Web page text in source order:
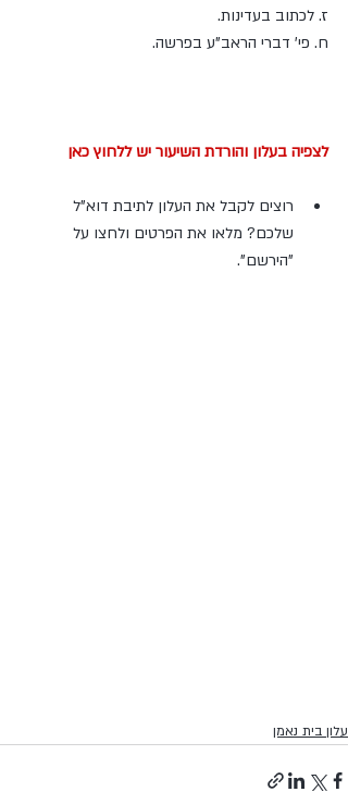
ז. לכתוב בעדינות.
ח. פי' דברי הראב"ע בפרשה.
לצפיה בעלון והורדת השיעור יש ללחוץ כאן
רוצים לקבל את העלון לתיבת דוא"ל
שלכם? מלאו את הפרטים ולחצו על
"הירשם".
עלון בית נאמן